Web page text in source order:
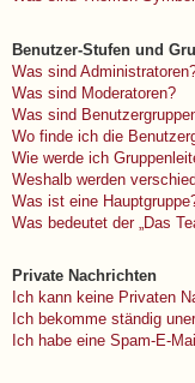
Benutzer-Stufen und
Was sind
Was sind Moderatoren?
Was sind
Wo finde ich die
Wie werde ich
Weshalb werden
Was ist eine
Was bedeutet der „Das
Private Nachrichten
Ich kann keine Privaten
Ich bekomme ständig
Ich habe eine Spam-E-